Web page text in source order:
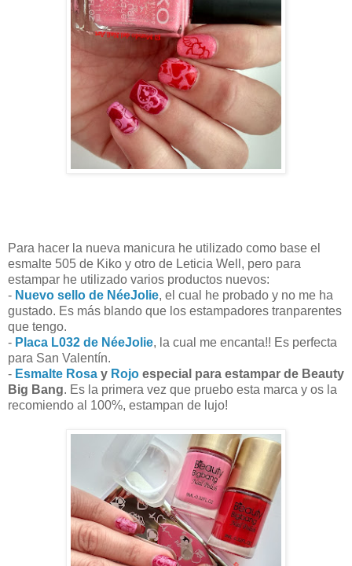
Para hacer la nueva manicura he utilizado como base el
esmalte 505 de Kiko y otro de Leticia Well, pero para
estampar he utilizado varios productos nuevos:
- Nuevo sello de NéeJolie, el cual he probado y no me ha
gustado. Es más blando que los estampadores tranparentes
que tengo.
- Placa L032 de NéeJolie, la cual me encanta!! Es perfecta
para San Valentín.
- Esmalte Rosa y Rojo especial para estampar de Beauty
Big Bang. Es la primera vez que pruebo esta marca y os la
recomiendo al 100%, estampan de lujo!